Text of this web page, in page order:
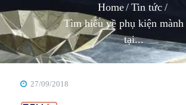
Home
Tin tức
Tìm hiểu về phụ kiện mành
tại...
LIÊN HỆ
27/09/2018